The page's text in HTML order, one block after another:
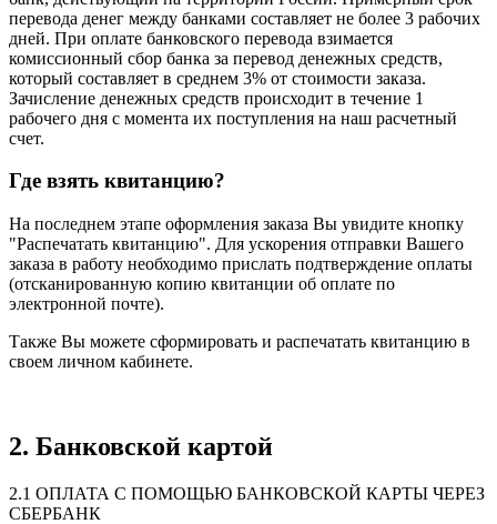
перевода денег между банками составляет не более 3 рабочих
дней. ​При оплате банковского перевода взимается
комиссионный сбор банка за перевод денежных средств,
который составляет в среднем 3% от стоимости заказа.
Зачисление денежных средств происходит в течение 1
рабочего дня с момента их поступления на наш расчетный
счет.
Где взять квитанцию?
На последнем этапе оформления заказа Вы увидите кнопку
"Распечатать квитанцию". Для ускорения отправки Вашего
заказа в работу необходимо прислать подтверждение оплаты
(отсканированную копию квитанции об оплате по
электронной почте).
Также Вы можете сформировать и распечатать квитанцию в
своем личном кабинете.
2. Банковской картой
2.1 ОПЛАТА С ПОМОЩЬЮ БАНКОВСКОЙ КАРТЫ ЧЕРЕЗ
СБЕРБАНК